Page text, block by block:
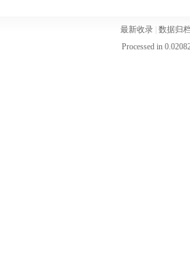
最新收录 数据归
Processed in